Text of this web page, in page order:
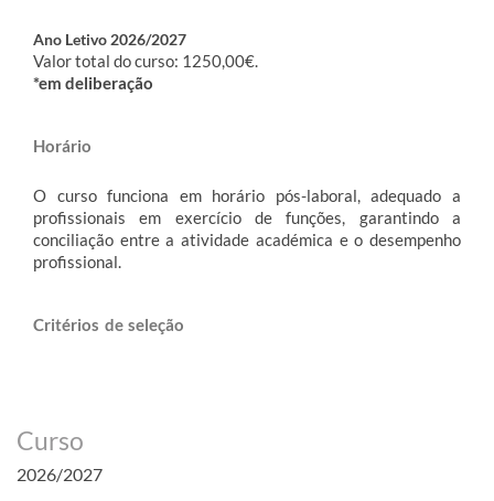
Ano Letivo 2026/2027
Valor total do curso: 1250,00€.
*em deliberação
Horário​​
O curso funciona em horário pós-laboral, adequado a
profissionais em exercício de funções, garantindo a
conciliação entre a atividade académica e o desempenho
profissional.
Critérios de s​eleção​​​​​​
Curso
2026/2027